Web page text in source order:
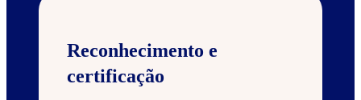
Reconhecimento e
certificação